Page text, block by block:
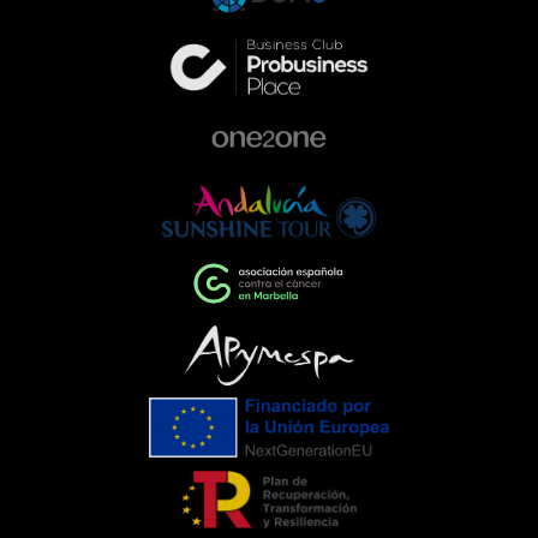
automoción. Queremos ser parte activa
de la comunidad, colaborando con
proyectos que ayudan a construir una
humana.Empresas que impulsan el
cambioEventos como la Gala de la AECC
ponen de manifiesto el importante
papel que pueden desempeñar las
empresas cuando unen esfuerzos en
torno a una causa común. La
colaboración entre entidades,
organizaciones y ciudadanía demuestra
que, trabajando juntos, es posible
generar un impacto que trasciende el